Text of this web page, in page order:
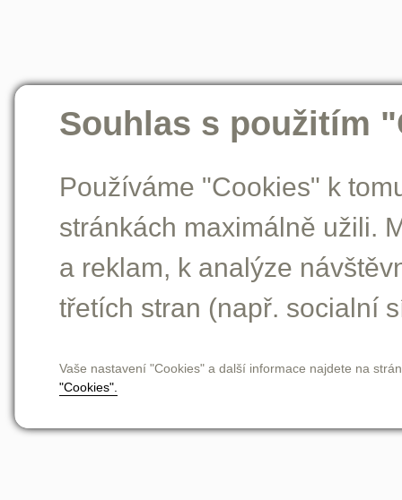
Souhlas s použitím
Používáme "Cookies" k
stránkách maximálně užili.
a reklam, k analýze
třetích stran (např. socialní
Vaše nastavení "Cookies" a další informace najdete na
"Cookies".